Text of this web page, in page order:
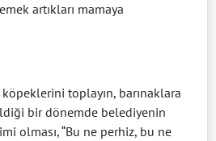
artıkları mamaya
toplayın, barınaklara
bir dönemde belediyenin
olması, “Bu ne perhiz, bu ne